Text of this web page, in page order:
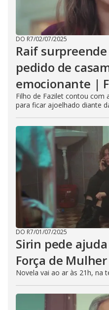
DO R7/02/07/2025
Raif
pedido de
emocionante |
Filho de Fazilet contou com
para ficar ajoelhado diante
DO R7/01/07/2025
Sirin pede
Força de Mulher
Novela vai ao ar às 21h, na